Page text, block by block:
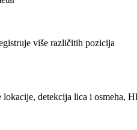
više različitih pozicija
detekcija lica i osmeha,